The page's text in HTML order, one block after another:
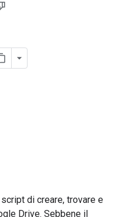
di creare, trovare e
Drive. Sebbene il